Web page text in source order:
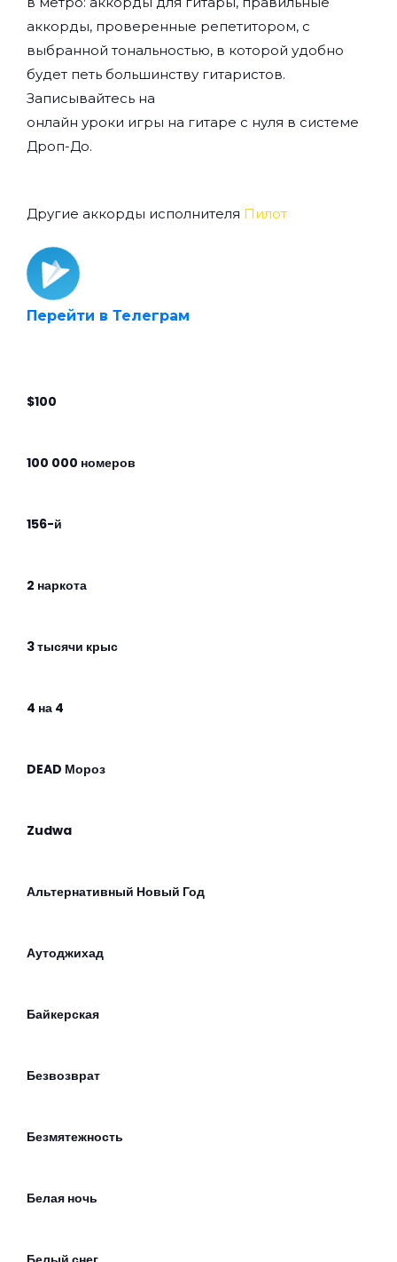
аккорды, проверенные репетитором, с
выбранной тональностью, в которой удобно
будет петь большинству гитаристов.
Записывайтесь на
онлайн уроки игры на гитаре с нуля в системе
Дроп-До.
Другие аккорды исполнителя Пилот
Перейти в Телеграм
$100
100 000 номеров
156-й
2 наркота
3 тысячи крыс
4 на 4
DEAD Мороз
Zudwa
Альтернативный Новый Год
Аутоджихад
Байкерская
Безвозврат
Безмятежность
Белая ночь